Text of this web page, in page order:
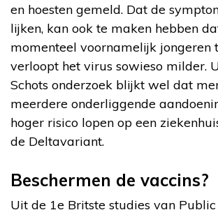
en hoesten gemeld. Dat de
lijken, kan ook te maken hebben
momenteel voornamelijk jongeren
verloopt het virus sowieso milder.
Schots onderzoek blijkt wel dat
meerdere onderliggende
hoger risico lopen op een
de Deltavariant.
Beschermen de vaccins?
Uit de 1e Britste studies van